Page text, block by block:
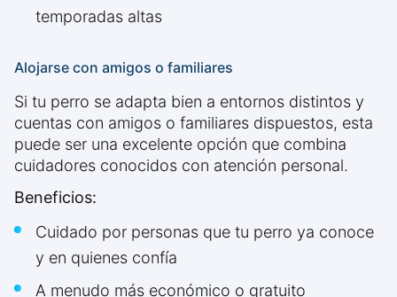
temporadas altas
Alojarse con amigos o familiares
Si tu perro se adapta bien a entornos distintos y
cuentas con amigos o familiares dispuestos, esta
puede ser una excelente opción que combina
cuidadores conocidos con atención personal.
Beneficios:
Cuidado por personas que tu perro ya conoce
y en quienes confía
A menudo más económico o gratuito